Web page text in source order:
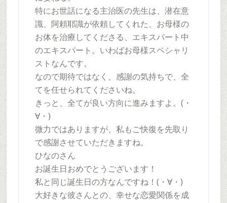
特にお世話になる主治医の先生は、潜在意
識、阿頼耶識が依頼してくれた、お母様の
お体を治療してくださる、エキスパート中
のエキスパート。いわばお母様スペシャリ
ストなんです。
なので期待ではなく、感謝の気持ちで、全
てを任せられてくださいね。
きっと、全てが良い方向に進みますよ。(・
∀・)
微力ではありますが、私もご快復を先取り
で感謝させていただきますね。
ひなのさん
お誕生日おめでとうございます！
私と同じ誕生日の方なんですね！(・∀・)
大好きな彼さんとの、幸せな恋愛関係を成